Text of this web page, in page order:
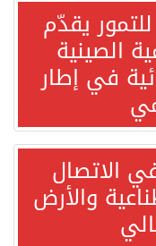
يقدّم
الصينية
في إطار
الاتصال
والأرض